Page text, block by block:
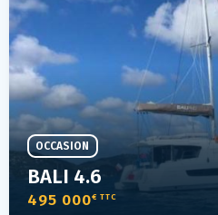
BALI 4.6
495 000€ TTC
OCCASION